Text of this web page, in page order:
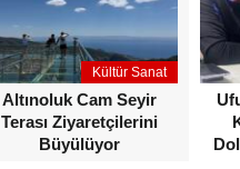
Kültür Sanat
Altınoluk Cam Seyir
Terası Ziyaretçilerini
Büyülüyor